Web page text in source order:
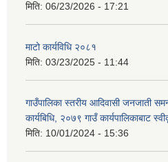
मिति: 06/23/2026 - 17:21
माटो कार्यविधि २०८१
मिति: 03/23/2025 - 11:44
गाउँपालिका स्तरीय आदिवासी जनजाती
कार्यबिधि, २०७९ गाउँ कार्यपालिकाबाट
मिति: 10/01/2024 - 15:36